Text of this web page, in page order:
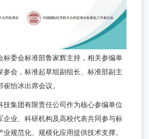
展
企
业
文
化
荣
誉
资
讯
公
司
资
讯
咨
标委会标准部鲁家辉主持，相关参编单
参会，标准起草组副组长、标准部副主
怡冰出席会议。
技集团有限责任公司作为核心参编单位
企业、科研机构及高校代表共同参与标
规范化、规模化应用提供技术支撑。